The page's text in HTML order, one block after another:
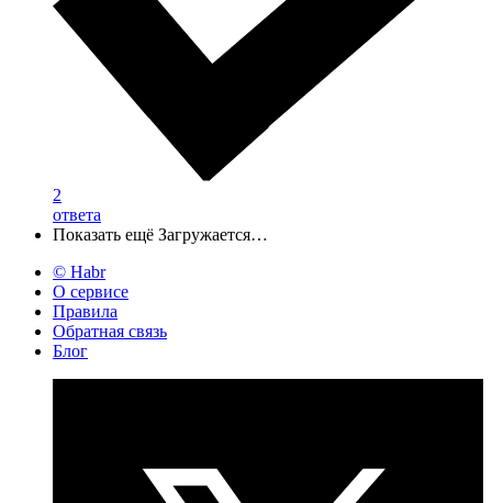
2
ответа
Показать ещё Загружается…
© Habr
О сервисе
Правила
Обратная связь
Блог